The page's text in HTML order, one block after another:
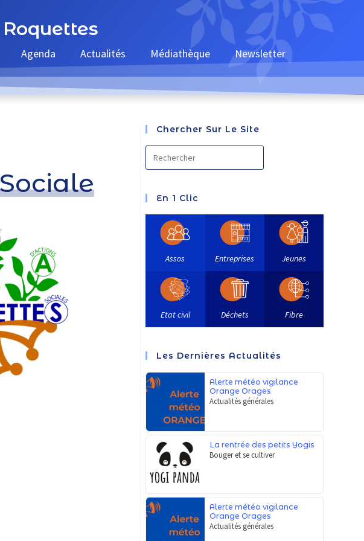
Agenda Actualités Médiathèque Newsletter
Chercher Sur Le Site
En 1 Clic
Assos Entreprises Jeunes
Etat civil Déchets Fibre
Les Dernières Actualités
Alerte météo vigilance
Orange Orages
Actualités générales
La rentrée des petits Yogis
Bouger et se cultiver
Alerte météo vigilance
Orange Orages
Actualités générales